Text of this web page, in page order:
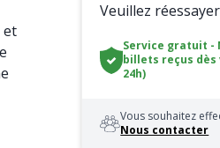
et
Veuillez
Service gratuit -
billets reçus
24h)
Vous souhaitez
Nous contacter